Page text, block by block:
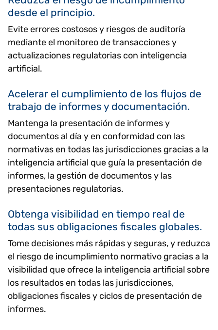
desde el principio.
Evite errores costosos y riesgos de auditoría
mediante el monitoreo de transacciones y
actualizaciones regulatorias con inteligencia
artificial.
Acelerar el cumplimiento de los flujos de
trabajo de informes y documentación.
Mantenga la presentación de informes y
documentos al día y en conformidad con las
normativas en todas las jurisdicciones gracias a la
inteligencia artificial que guía la presentación de
informes, la gestión de documentos y las
presentaciones regulatorias.
Obtenga visibilidad en tiempo real de
todas sus obligaciones fiscales globales.
Tome decisiones más rápidas y seguras, y reduzca
el riesgo de incumplimiento normativo gracias a la
visibilidad que ofrece la inteligencia artificial sobre
los resultados en todas las jurisdicciones,
obligaciones fiscales y ciclos de presentación de
informes.